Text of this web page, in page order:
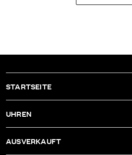
STARTSEITE
ATELIER
UHREN
AUSVERKAUFT